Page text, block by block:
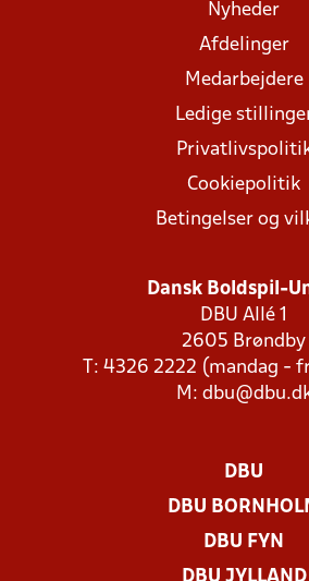
Nyheder
Afdelinger
Medarbejdere
Ledige
Cookiepolitik
Betingelser og
Dansk Boldspil-
DBU Allé 1
2605 Brøndby
T: 4326 2222 (mandag -
M:
DBU
DBU
DBU FYN